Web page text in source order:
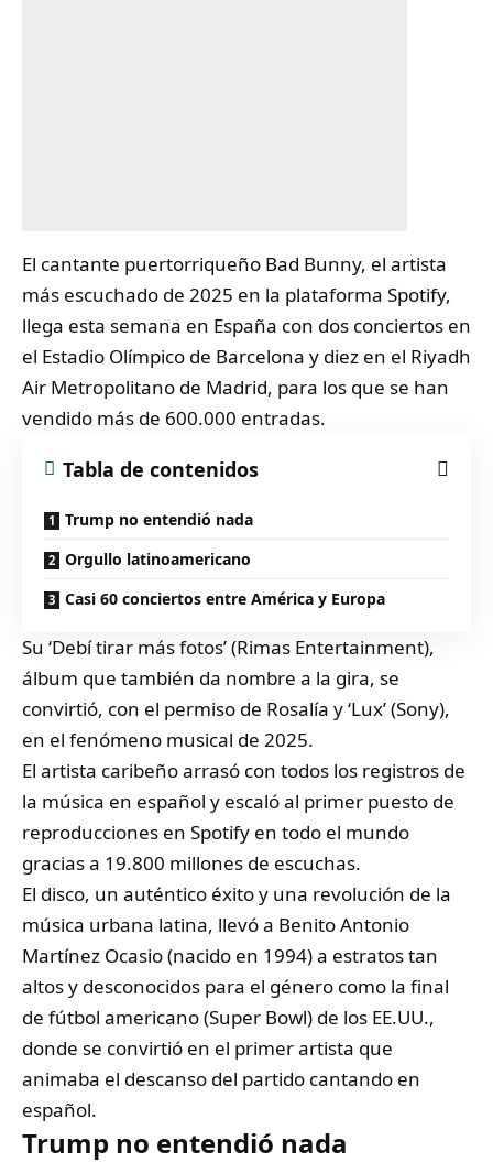
El cantante puertorriqueño Bad Bunny, el artista
más escuchado de 2025 en la plataforma Spotify,
llega esta semana en España con dos conciertos en
el Estadio Olímpico de Barcelona y diez en el Riyadh
Air Metropolitano de Madrid, para los que se han
vendido más de 600.000 entradas.
Tabla de contenidos
Trump no entendió nada
Orgullo latinoamericano
Casi 60 conciertos entre América y Europa
Su ‘Debí tirar más fotos’ (Rimas Entertainment),
álbum que también da nombre a la gira, se
convirtió, con el permiso de Rosalía y ‘Lux’ (Sony),
en el fenómeno musical de 2025.
El artista caribeño arrasó con todos los registros de
la música en español y escaló al primer puesto de
reproducciones en Spotify en todo el mundo
gracias a 19.800 millones de escuchas.
El disco, un auténtico éxito y una revolución de la
música urbana latina, llevó a Benito Antonio
Martínez Ocasio (nacido en 1994) a estratos tan
altos y desconocidos para el género como la final
de fútbol americano (Super Bowl) de los EE.UU.,
donde se convirtió en el primer artista que
animaba el descanso del partido cantando en
español.
Trump no entendió nada